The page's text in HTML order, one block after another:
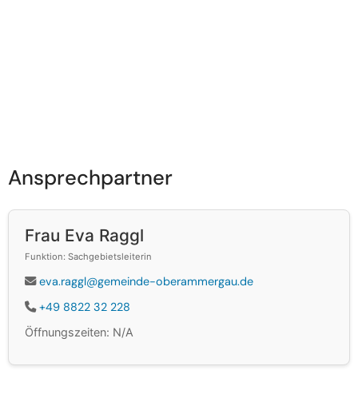
Ansprechpartner
Frau Eva Raggl
Funktion: Sachgebietsleiterin
eva.raggl@gemeinde-oberammergau.de
+49 8822 32 228
Öffnungszeiten: N/A